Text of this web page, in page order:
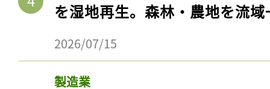
を湿地再生。森林・農地を流
2026/07/15
製造業